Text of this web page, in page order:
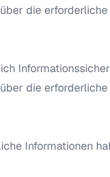
die
die
Informationen